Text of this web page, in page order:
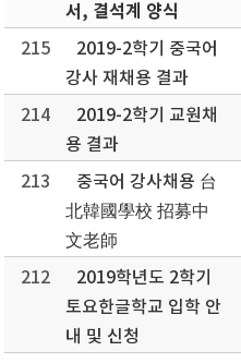
서, 결석계 양식
215
2019-2학기 중국어
강사 재채용 결과
214
2019-2학기 교원채
용 결과
213
중국어 강사채용 台
北韓國學校 招募中
文老師
212
2019학년도 2학기
토요한글학교 입학 안
내 및 신청